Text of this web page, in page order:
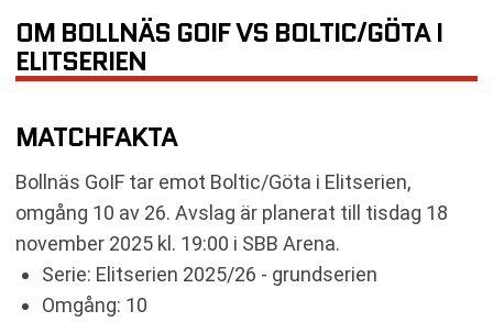
ARENAINFORMATION OCH TILLGÄNGLIGHET
VANLIGA FRÅGOR OM BOLLNÄS GOIF VS
BOLTIC/GÖTA
SENASTE RESULTAT BOLTIC/GÖTA
TABELL
RELATERADE NYHETER
OM BOLLNÄS GOIF VS BOLTIC/GÖTA I
ELITSERIEN
MATCHFAKTA
Bollnäs GoIF tar emot Boltic/Göta i Elitserien,
omgång 10 av 26. Avslag är planerat till tisdag 18
november 2025 kl. 19:00 i SBB Arena.
Serie: Elitserien 2025/26 - grundserien
Omgång: 10